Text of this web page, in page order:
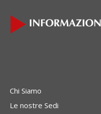
Chi Siamo
Le nostre Sedi